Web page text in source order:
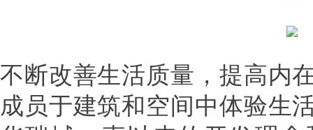
不断改善生活质量，提高内
成员于建筑和空间中体验生